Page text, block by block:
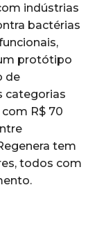
indústrias
bactérias
protótipo
de
categorias
R$ 70
tem
todos com